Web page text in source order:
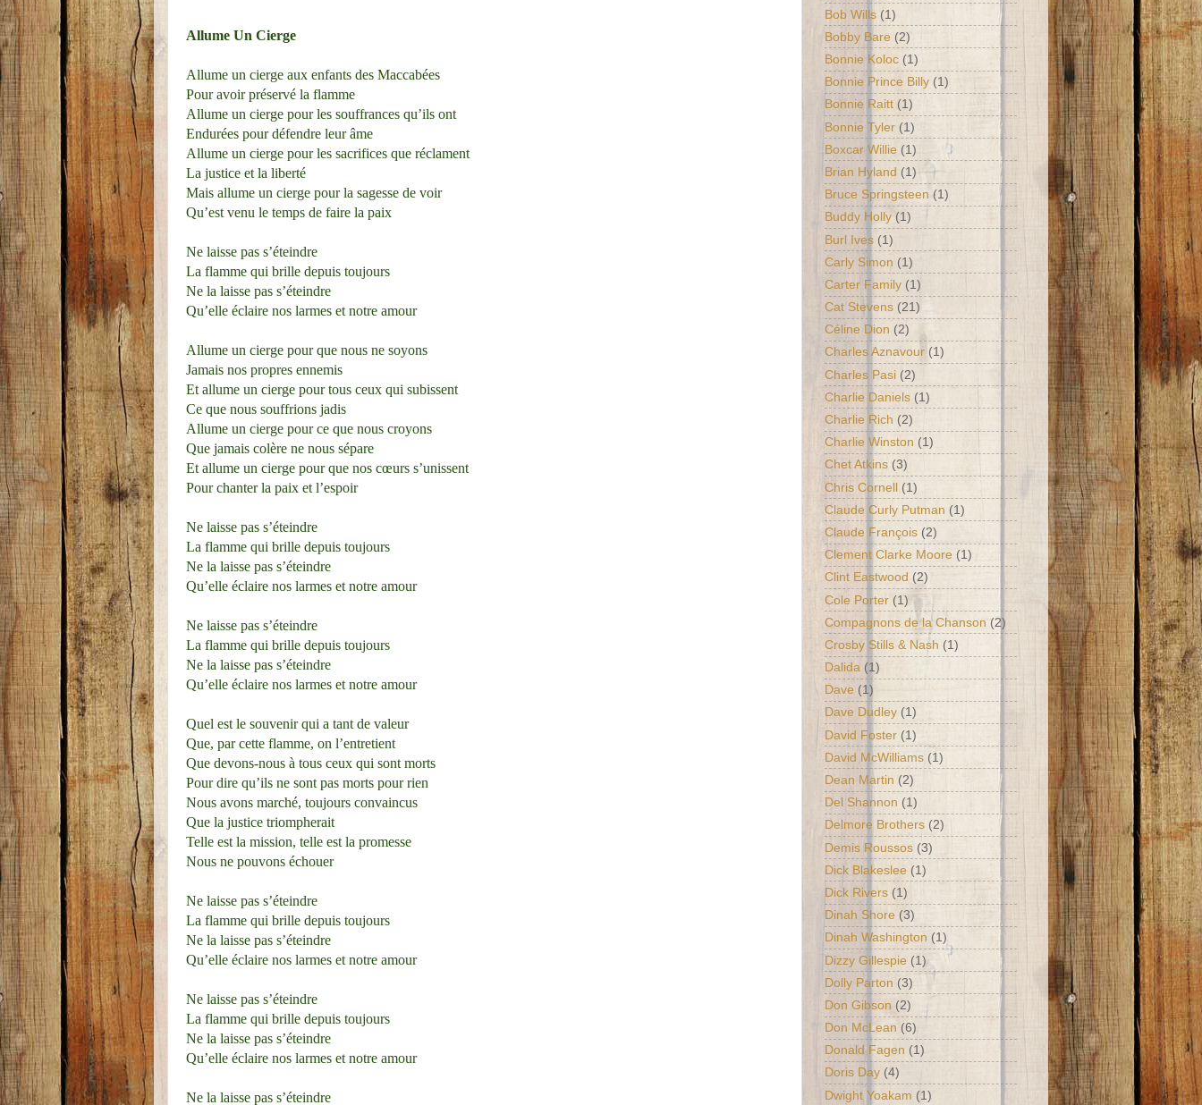
Allume Un Cierge
Allume un cierge aux enfants des Maccabées
Pour avoir préservé la flamme
Allume un cierge pour les souffrances qu’ils ont
Endurées pour défendre leur âme
Allume un cierge pour les sacrifices que réclament
La justice et la liberté
Mais allume un cierge pour la sagesse de voir
Qu’est venu le temps de faire la paix
Ne laisse pas s’éteindre
La flamme qui brille depuis toujours
Ne la laisse pas s’éteindre
Qu’elle éclaire nos larmes et notre amour
Allume un cierge pour que nous ne soyons
Jamais nos propres ennemis
Et allume un cierge pour tous ceux qui subissent
Ce que nous souffrions jadis
Allume un cierge pour ce que nous croyons
Que jamais colère ne nous sépare
Et allume un cierge pour que nos cœurs s’unissent
Pour chanter la paix et l’espoir
Ne laisse pas s’éteindre
La flamme qui brille depuis toujours
Ne la laisse pas s’éteindre
Qu’elle éclaire nos larmes et notre amour
Ne laisse pas s’éteindre
La flamme qui brille depuis toujours
Ne la laisse pas s’éteindre
Qu’elle éclaire nos larmes et notre amour
Quel est le souvenir qui a tant de valeur
Que, par cette flamme, on l’entretient
Que devons-nous à tous ceux qui sont morts
Pour dire qu’ils ne sont pas morts pour rien
Nous avons marché, toujours convaincus
Que la justice triompherait
Telle est la mission, telle est la promesse
Nous ne pouvons échouer
Ne laisse pas s’éteindre
La flamme qui brille depuis toujours
Ne la laisse pas s’éteindre
Qu’elle éclaire nos larmes et notre amour
Ne laisse pas s’éteindre
La flamme qui brille depuis toujours
Ne la laisse pas s’éteindre
Qu’elle éclaire nos larmes et notre amour
Ne la laisse pas s’éteindre
Bob Wills (1)
Bobby Bare (2)
Bonnie Koloc (1)
Bonnie Prince Billy (1)
Bonnie Raitt (1)
Bonnie Tyler (1)
Boxcar Willie (1)
Brian Hyland (1)
Bruce Springsteen (1)
Buddy Holly (1)
Burl Ives (1)
Carly Simon (1)
Carter Family (1)
Cat Stevens (21)
Céline Dion (2)
Charles Aznavour (1)
Charles Pasi (2)
Charlie Daniels (1)
Charlie Rich (2)
Charlie Winston (1)
Chet Atkins (3)
Chris Cornell (1)
Claude Curly Putman (1)
Claude François (2)
Clement Clarke Moore (1)
Clint Eastwood (2)
Cole Porter (1)
Compagnons de la Chanson (2)
Crosby Stills & Nash (1)
Dalida (1)
Dave (1)
Dave Dudley (1)
David Foster (1)
David McWilliams (1)
Dean Martin (2)
Del Shannon (1)
Delmore Brothers (2)
Demis Roussos (3)
Dick Blakeslee (1)
Dick Rivers (1)
Dinah Shore (3)
Dinah Washington (1)
Dizzy Gillespie (1)
Dolly Parton (3)
Don Gibson (2)
Don McLean (6)
Donald Fagen (1)
Doris Day (4)
Dwight Yoakam (1)